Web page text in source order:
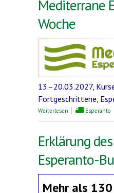
Mediterrane
Woche
13.–20.03.2027,
Fortgeschrittene,
Weiterlesen über Mediterrane
Esperanto
Erklärung
Esperanto-
Mehr als 130